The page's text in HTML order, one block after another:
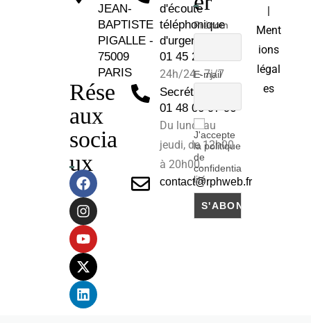
JEAN-
BAPTISTE
PIGALLE -
75009
PARIS
Rése
aux
socia
ux
d'écoute
téléphonique
d'urgence :
01 45 26 81 30
24h/24 - 7j/7
Secrétariat :
01 48 00 97 96
Du lundi au
jeudi, de 12h00
à 20h00.
contact@rphweb.fr
Prénom
E-mail
J'accepte
la politique
de
confidentia
lité
Ment
ions
légal
es